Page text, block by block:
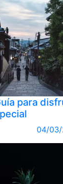
para
04/03/